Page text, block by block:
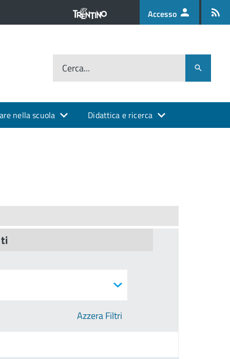
Accesso
Cerca...
nella scuola Didattica e ricerca
Azzera Filtri